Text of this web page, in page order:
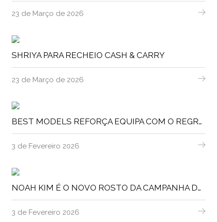
23 de Março de 2026
SHRIYA PARA RECHEIO CASH & CARRY
23 de Março de 2026
BEST MODELS REFORÇA EQUIPA COM O REGRESSO DE FRANCISCA MIGUEL COMO BOOKER
3 de Fevereiro 2026
NOAH KIM É O NOVO ROSTO DA CAMPANHA DA KIA
3 de Fevereiro 2026